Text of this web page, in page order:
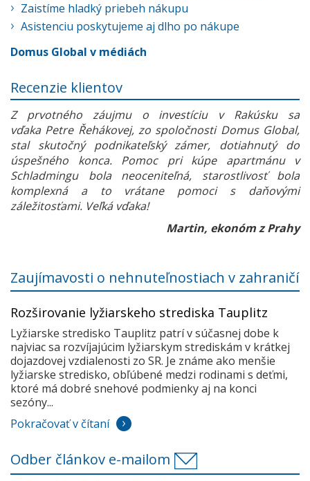
Zaistíme hladký priebeh nákupu
Asistenciu poskytujeme aj dlho po nákupe
Domus Global v médiách
Recenzie klientov
Z prvotného záujmu o investíciu v Rakúsku sa
vďaka Petre Řehákovej, zo spoločnosti Domus Global,
stal skutočný podnikateľský zámer, dotiahnutý do
úspešného konca. Pomoc pri kúpe apartmánu v
Schladmingu bola neoceniteľná, starostlivosť bola
komplexná a to vrátane pomoci s daňovými
záležitosťami. Veľká vďaka!
Martin, ekonóm z Prahy
Zaujímavosti o nehnuteľnostiach v zahraničí
Rozširovanie lyžiarskeho strediska Tauplitz
Lyžiarske stredisko Tauplitz patrí v súčasnej dobe k
najviac sa rozvíjajúcim lyžiarskym strediskám v krátkej
dojazdovej vzdialenosti zo SR. Je známe ako menšie
lyžiarske stredisko, obľúbené medzi rodinami s deťmi,
ktoré má dobré snehové podmienky aj na konci
sezóny...
Pokračovať v čítaní
Odber článkov e-mailom